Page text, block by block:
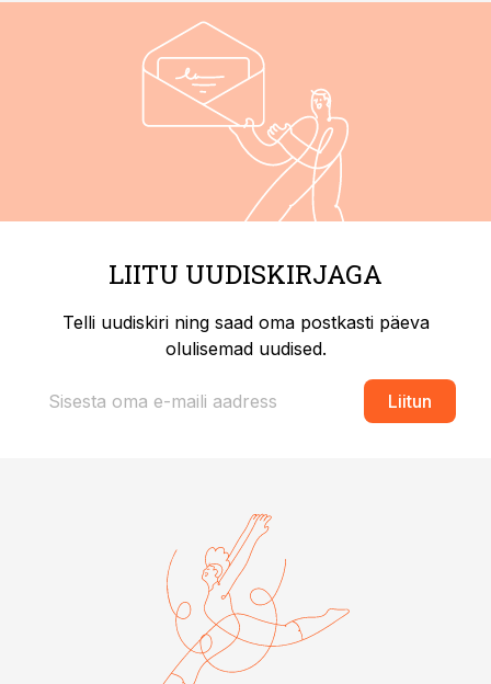
LIITU UUDISKIRJAGA
Telli uudiskiri ning saad oma postkasti päeva
olulisemad uudised.
Liitun